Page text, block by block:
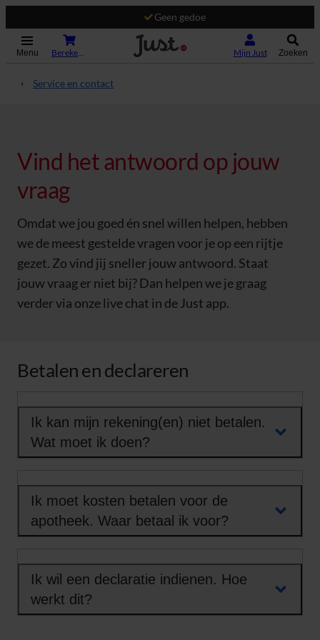
Geen gedoe
Menu Mijn Just Zoeken
Service en contact
Vind het antwoord op jouw
vraag
Omdat we jou goed én snel willen helpen, hebben
we de meest gestelde vragen voor je op een rijtje
gezet. Zo vind jij sneller jouw antwoord. Staat
jouw vraag er niet bij? Dan helpen we je graag
verder via onze live chat in de Just app.
Betalen en declareren
Ik kan mijn rekening(en) niet betalen.
Wat moet ik doen?
Ik moet kosten betalen voor de
apotheek. Waar betaal ik voor?
Ik wil een declaratie indienen. Hoe
werkt dit?